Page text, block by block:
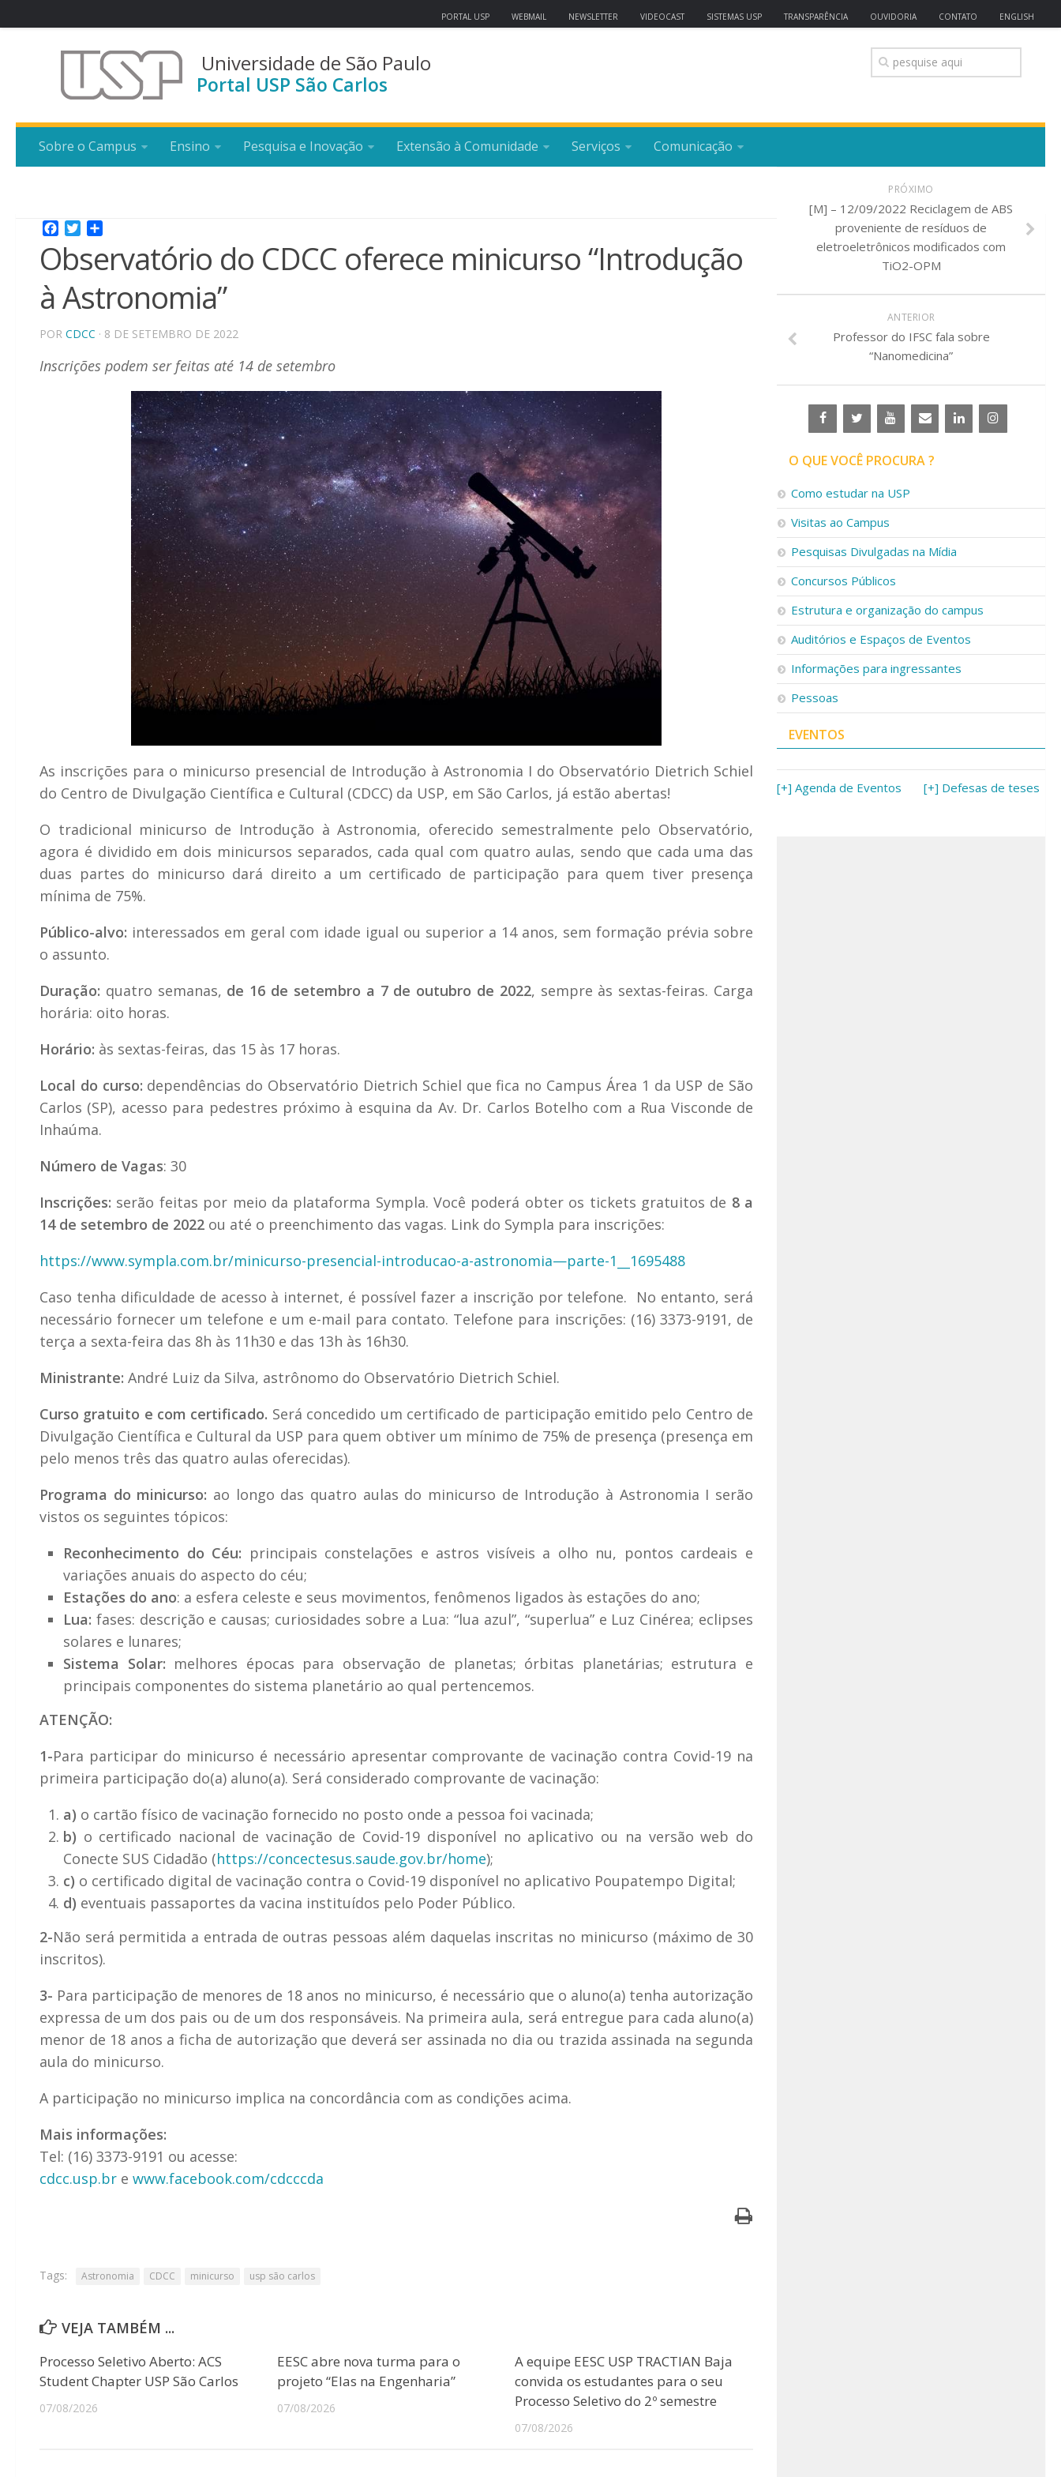
PORTAL USP WEBMAIL NEWSLETTER VIDEOCAST SISTEMAS USP TRANSPARÊNCIA OUVIDORIA CONTATO ENGLISH
Universidade de São Paulo
Portal USP São Carlos
Sobre o Campus Ensino Pesquisa e Inovação Extensão à Comunidade Serviços Comunicação
Facebook
Twitter
Observatório do CDCC oferece minicurso “Introdução
à Astronomia”
POR CDCC · 8 DE SETEMBRO DE 2022
Inscrições podem ser feitas até 14 de setembro
As inscrições para o minicurso presencial de Introdução à Astronomia I do Observatório Dietrich Schiel
do Centro de Divulgação Científica e Cultural (CDCC) da USP, em São Carlos, já estão abertas!
O tradicional minicurso de Introdução à Astronomia, oferecido semestralmente pelo Observatório,
agora é dividido em dois minicursos separados, cada qual com quatro aulas, sendo que cada uma das
duas partes do minicurso dará direito a um certificado de participação para quem tiver presença
mínima de 75%.
Público-alvo: interessados em geral com idade igual ou superior a 14 anos, sem formação prévia sobre
o assunto.
Duração: quatro semanas, de 16 de setembro a 7 de outubro de 2022, sempre às sextas-feiras. Carga
horária: oito horas.
Horário: às sextas-feiras, das 15 às 17 horas.
Local do curso: dependências do Observatório Dietrich Schiel que fica no Campus Área 1 da USP de São
Carlos (SP), acesso para pedestres próximo à esquina da Av. Dr. Carlos Botelho com a Rua Visconde de
Inhaúma.
Número de Vagas: 30
Inscrições: serão feitas por meio da plataforma Sympla. Você poderá obter os tickets gratuitos de 8 a
14 de setembro de 2022 ou até o preenchimento das vagas. Link do Sympla para inscrições:
https://www.sympla.com.br/minicurso-presencial-introducao-a-astronomia—parte-1__1695488
Caso tenha dificuldade de acesso à internet, é possível fazer a inscrição por telefone. No entanto, será
necessário fornecer um telefone e um e-mail para contato. Telefone para inscrições: (16) 3373-9191, de
terça a sexta-feira das 8h às 11h30 e das 13h às 16h30.
Ministrante: André Luiz da Silva, astrônomo do Observatório Dietrich Schiel.
Curso gratuito e com certificado. Será concedido um certificado de participação emitido pelo Centro de
Divulgação Científica e Cultural da USP para quem obtiver um mínimo de 75% de presença (presença em
pelo menos três das quatro aulas oferecidas).
Programa do minicurso: ao longo das quatro aulas do minicurso de Introdução à Astronomia I serão
vistos os seguintes tópicos:
Reconhecimento do Céu: principais constelações e astros visíveis a olho nu, pontos cardeais e
variações anuais do aspecto do céu;
Estações do ano: a esfera celeste e seus movimentos, fenômenos ligados às estações do ano;
Lua: fases: descrição e causas; curiosidades sobre a Lua: “lua azul”, “superlua” e Luz Cinérea; eclipses
solares e lunares;
Sistema Solar: melhores épocas para observação de planetas; órbitas planetárias; estrutura e
principais componentes do sistema planetário ao qual pertencemos.
ATENÇÃO:
1-Para participar do minicurso é necessário apresentar comprovante de vacinação contra Covid-19 na
primeira participação do(a) aluno(a). Será considerado comprovante de vacinação:
a) o cartão físico de vacinação fornecido no posto onde a pessoa foi vacinada;
b) o certificado nacional de vacinação de Covid-19 disponível no aplicativo ou na versão web do
Conecte SUS Cidadão (https://concectesus.saude.gov.br/home);
c) o certificado digital de vacinação contra o Covid-19 disponível no aplicativo Poupatempo Digital;
d) eventuais passaportes da vacina instituídos pelo Poder Público.
2-Não será permitida a entrada de outras pessoas além daquelas inscritas no minicurso (máximo de 30
inscritos).
3- Para participação de menores de 18 anos no minicurso, é necessário que o aluno(a) tenha autorização
expressa de um dos pais ou de um dos responsáveis. Na primeira aula, será entregue para cada aluno(a)
menor de 18 anos a ficha de autorização que deverá ser assinada no dia ou trazida assinada na segunda
aula do minicurso.
A participação no minicurso implica na concordância com as condições acima.
Mais informações:
Tel: (16) 3373-9191 ou acesse:
cdcc.usp.br e www.facebook.com/cdcccda
Tags: Astronomia CDCC minicurso usp são carlos
VEJA TAMBÉM ...
Processo Seletivo Aberto: ACS
Student Chapter USP São Carlos
07/08/2026
EESC abre nova turma para o
projeto “Elas na Engenharia”
07/08/2026
A equipe EESC USP TRACTIAN Baja
convida os estudantes para o seu
Processo Seletivo do 2º semestre
07/08/2026
PRÓXIMO
[M] – 12/09/2022 Reciclagem de ABS
proveniente de resíduos de
eletroeletrônicos modificados com
TiO2-OPM
ANTERIOR
Professor do IFSC fala sobre
“Nanomedicina”
O QUE VOCÊ PROCURA ?
Como estudar na USP
Visitas ao Campus
Pesquisas Divulgadas na Mídia
Concursos Públicos
Estrutura e organização do campus
Auditórios e Espaços de Eventos
Informações para ingressantes
Pessoas
EVENTOS
[+] Agenda de Eventos [+] Defesas de teses